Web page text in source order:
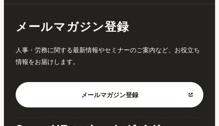
メールマガジン登録
人事・労務に関する最新情報やセミナーのご案内など、お役立ち
情報をお届けします。
メールマガジン登録